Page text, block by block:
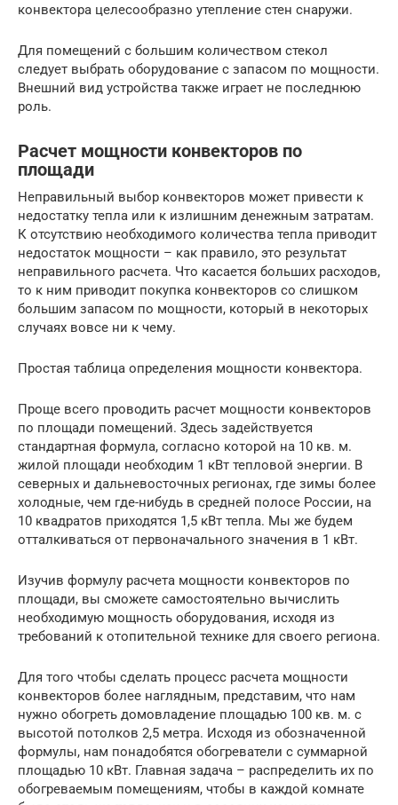
конвектора целесообразно утепление стен снаружи.
Для помещений с большим количеством стекол
следует выбрать оборудование с запасом по мощности.
Внешний вид устройства также играет не последнюю
роль.
Расчет мощности конвекторов по
площади
Неправильный выбор конвекторов может привести к
недостатку тепла или к излишним денежным затратам.
К отсутствию необходимого количества тепла приводит
недостаток мощности – как правило, это результат
неправильного расчета. Что касается больших расходов,
то к ним приводит покупка конвекторов со слишком
большим запасом по мощности, который в некоторых
случаях вовсе ни к чему.
Простая таблица определения мощности конвектора.
Проще всего проводить расчет мощности конвекторов
по площади помещений. Здесь задействуется
стандартная формула, согласно которой на 10 кв. м.
жилой площади необходим 1 кВт тепловой энергии. В
северных и дальневосточных регионах, где зимы более
холодные, чем где-нибудь в средней полосе России, на
10 квадратов приходятся 1,5 кВт тепла. Мы же будем
отталкиваться от первоначального значения в 1 кВт.
Изучив формулу расчета мощности конвекторов по
площади, вы сможете самостоятельно вычислить
необходимую мощность оборудования, исходя из
требований к отопительной технике для своего региона.
Для того чтобы сделать процесс расчета мощности
конвекторов более наглядным, представим, что нам
нужно обогреть домовладение площадью 100 кв. м. с
высотой потолков 2,5 метра. Исходя из обозначенной
формулы, нам понадобятся обогреватели с суммарной
площадью 10 кВт. Главная задача – распределить их по
обогреваемым помещениям, чтобы в каждой комнате